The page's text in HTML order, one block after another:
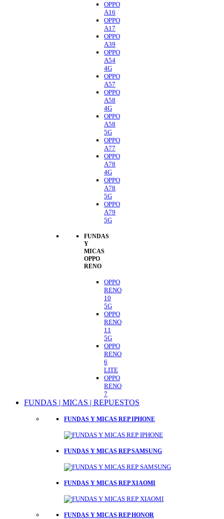
OPPO
A16
OPPO
A17
OPPO
A39
OPPO
A54
4G
OPPO
A57
OPPO
A58
4G
OPPO
A58
5G
OPPO
A77
OPPO
A78
4G
OPPO
A78
5G
OPPO
A79
5G
FUNDAS
Y
MICAS
OPPO
RENO
OPPO
RENO
10
5G
OPPO
RENO
11
5G
OPPO
RENO
6
LITE
OPPO
RENO
7
FUNDAS | MICAS | REPUESTOS
FUNDAS Y MICAS REP IPHONE
FUNDAS Y MICAS REP SAMSUNG
FUNDAS Y MICAS REP XIAOMI
FUNDAS Y MICAS REP HONOR